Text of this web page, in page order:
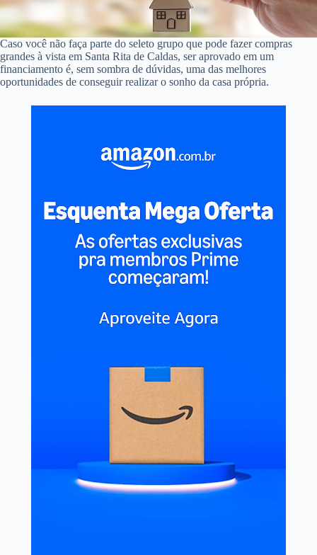
Caso você não faça parte do seleto grupo que pode fazer compras
grandes à vista em Santa Rita de Caldas, ser aprovado em um
financiamento é, sem sombra de dúvidas, uma das melhores
oportunidades de conseguir realizar o sonho da casa própria.